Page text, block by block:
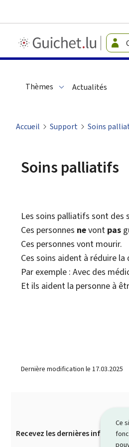
Ce
-
Thèmes Actualités
Accueil Support Soins
Soins palliatifs
Les soins palliatifs sont des
Ces personnes nevont pas
Ces personnes vont mourir.
Ces soins aident à réduire la
Par exemple : Avec des
Et ils aident la personne à
Dernière modification le 17.03.2025
Recevez les dernières infos de